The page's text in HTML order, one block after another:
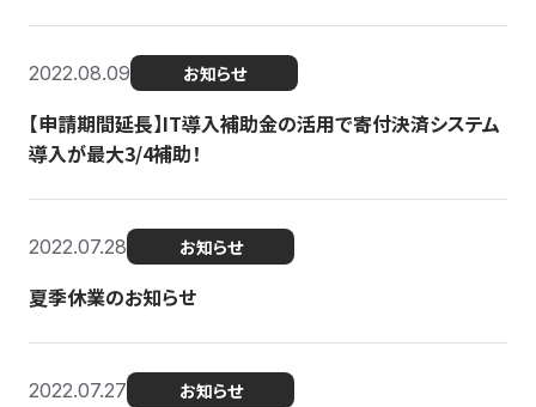
2022.08.09 お知らせ
【申請期間延長】IT導入補助金の活用で寄付決済システム
導入が最大3/4補助！
2022.07.28 お知らせ
夏季休業のお知らせ
2022.07.27 お知らせ